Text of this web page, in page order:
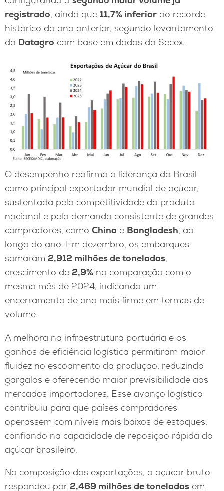
registrado, ainda que 11,7% inferior ao recorde
histórico do ano anterior, segundo levantamento
da Datagro com base em dados da Secex.
O desempenho reafirma a liderança do Brasil
como principal exportador mundial de açúcar,
sustentada pela competitividade do produto
nacional e pela demanda consistente de grandes
compradores, como China e Bangladesh, ao
longo do ano. Em dezembro, os embarques
somaram 2,912 milhões de toneladas,
crescimento de 2,9% na comparação com o
mesmo mês de 2024, indicando um
encerramento de ano mais firme em termos de
volume.
A melhora na infraestrutura portuária e os
ganhos de eficiência logística permitiram maior
fluidez no escoamento da produção, reduzindo
gargalos e oferecendo maior previsibilidade aos
mercados importadores. Esse avanço logístico
contribuiu para que países compradores
operassem com níveis mais baixos de estoques,
confiando na capacidade de reposição rápida do
açúcar brasileiro.
Na composição das exportações, o açúcar bruto
respondeu por 2,469 milhões de toneladas em